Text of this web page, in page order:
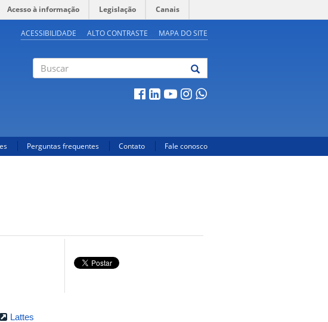
Acesso à informação Legislação Canais
ACESSIBILIDADE ALTO CONTRASTE MAPA DO SITE
Perguntas frequentes Contato Fale conosco
Lattes